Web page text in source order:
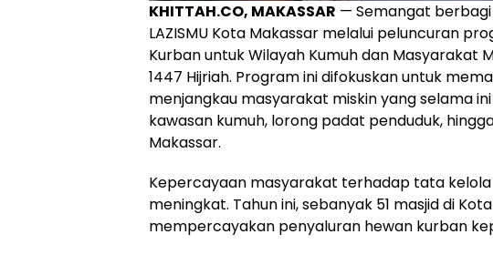
KHITTAH.CO, MAKASSAR — Semangat
LAZISMU Kota Makassar melalui peluncuran
Kurban untuk Wilayah Kumuh dan Masyarakat
1447 Hijriah. Program ini difokuskan untuk
menjangkau masyarakat miskin yang selama
kawasan kumuh, lorong padat penduduk,
Makassar.
Kepercayaan masyarakat terhadap tata kelola
meningkat. Tahun ini, sebanyak 51 masjid di
mempercayakan penyaluran hewan kurban